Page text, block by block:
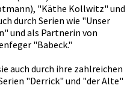
"Käthe Kollwitz" und
durch Serien wie "Unser
und als Partnerin von
"Babeck."
auch durch ihre zahlreichen
"Derrick" und "der Alte"